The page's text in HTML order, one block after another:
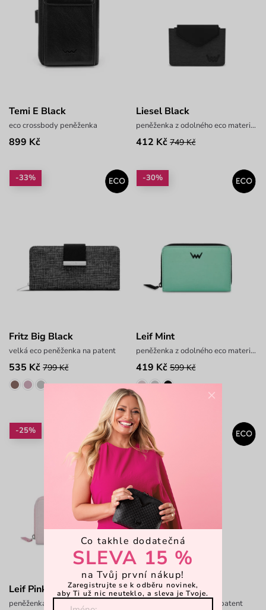
Temi E Black
eco crossbody peněženka
899 Kč
Liesel Black
peněženka z odolného eco materiálu
412 Kč 749 Kč
-33%
Fritz Big Black
velká eco peněženka na patent
535 Kč 799 Kč
-30%
Leif Mint
peněženka z odolného eco materiálu
419 Kč 599 Kč
-25%
Leif Pink
-45%
Panthesilea Pink
velká eco peněženka na patent
×
Co takhle dodatečná
SLEVA 15 %
na Tvůj první nákup!
Zaregistrujte se k odběru novinek,
aby Ti už nic neuteklo, a sleva je Tvoje.